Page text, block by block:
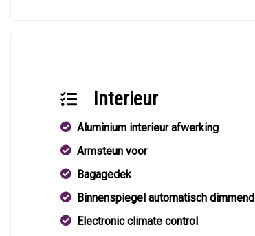
Interieur
Aluminium interieur afwerking
Armsteun voor
Bagagedek
Binnenspiegel automatisch dimmend
Electronic climate control